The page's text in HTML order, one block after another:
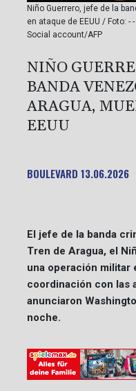
Niño Guerrero, jefe de la
en ataque de EEUU / Foto: -
Social account/AFP
NIÑO
BANDA
ARAGUA,
EEUU
BOULEVARD 13.06.2026
El jefe de la banda
Tren de Aragua, el
una operación militar
coordinación con las
anunciaron
noche.